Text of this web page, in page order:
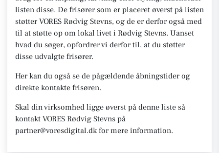
listen disse. De frisører som er placeret øverst på listen
støtter VORES Rødvig Stevns, og de er derfor også med
til at støtte op om lokal livet i Rødvig Stevns. Uanset
hvad du søger, opfordrer vi derfor til, at du støtter
disse udvalgte frisører.
Her kan du også se de pågældende åbningstider og
direkte kontakte frisøren.
Skal din virksomhed ligge øverst på denne liste så
kontakt VORES Rødvig Stevns på
partner@voresdigital.dk for mere information.